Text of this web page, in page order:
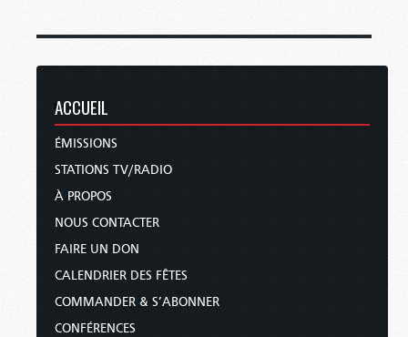
ACCUEIL
ÉMISSIONS
STATIONS TV/RADIO
À PROPOS
NOUS CONTACTER
FAIRE UN DON
CALENDRIER DES FÊTES
COMMANDER & S’ABONNER
CONFÉRENCES